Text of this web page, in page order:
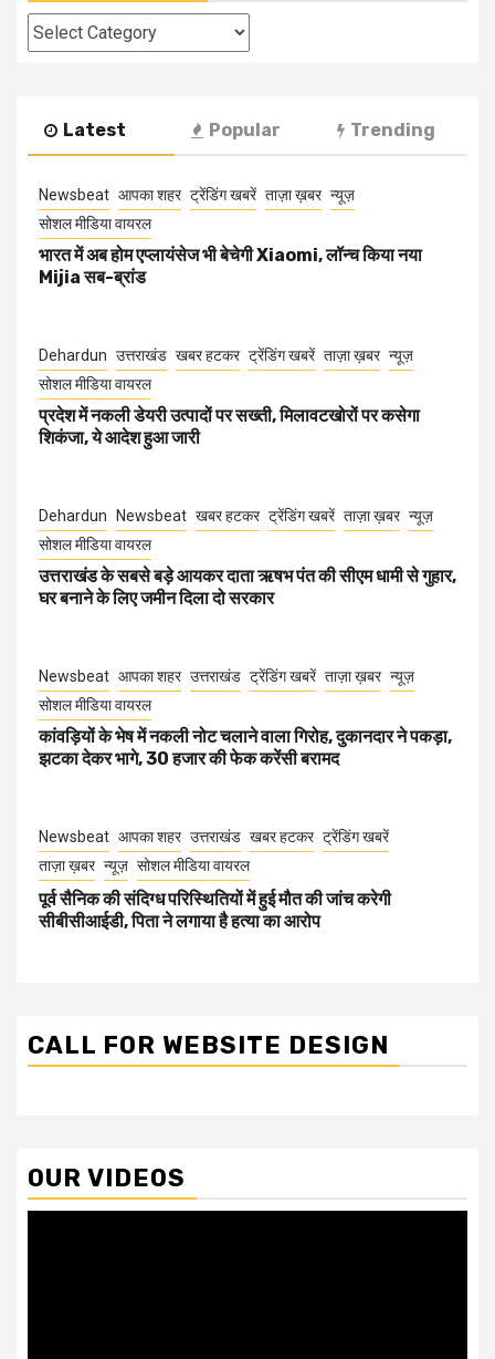
Categories
Latest Popular Trending
Newsbeat आपका शहर ट्रेंडिंग खबरें ताज़ा ख़बर न्यूज़
सोशल मीडिया वायरल
भारत में अब होम एप्लायंसेज भी बेचेगी Xiaomi, लॉन्च किया नया
Mijia सब-ब्रांड
Dehardun उत्तराखंड खबर हटकर ट्रेंडिंग खबरें ताज़ा ख़बर न्यूज़
सोशल मीडिया वायरल
प्रदेश में नकली डेयरी उत्पादों पर सख्ती, मिलावटखोरों पर कसेगा
शिकंजा, ये आदेश हुआ जारी
Dehardun Newsbeat खबर हटकर ट्रेंडिंग खबरें ताज़ा ख़बर न्यूज़
सोशल मीडिया वायरल
उत्तराखंड के सबसे बड़े आयकर दाता ऋषभ पंत की सीएम धामी से गुहार,
घर बनाने के लिए जमीन दिला दो सरकार
Newsbeat आपका शहर उत्तराखंड ट्रेंडिंग खबरें ताज़ा ख़बर न्यूज़
सोशल मीडिया वायरल
कांवड़ियों के भेष में नकली नोट चलाने वाला गिरोह, दुकानदार ने पकड़ा,
झटका देकर भागे, 30 हजार की फेक करेंसी बरामद
Newsbeat आपका शहर उत्तराखंड खबर हटकर ट्रेंडिंग खबरें
ताज़ा ख़बर न्यूज़ सोशल मीडिया वायरल
पूर्व सैनिक की संदिग्ध परिस्थितियों में हुई मौत की जांच करेगी
सीबीसीआईडी, पिता ने लगाया है हत्या का आरोप
CALL FOR WEBSITE DESIGN
OUR VIDEOS